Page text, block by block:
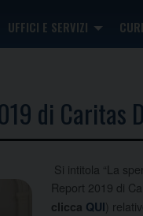
UFFICI E SERVIZI
di Caritas
Si intitola “La
Report 2019 di
clicca QUI)